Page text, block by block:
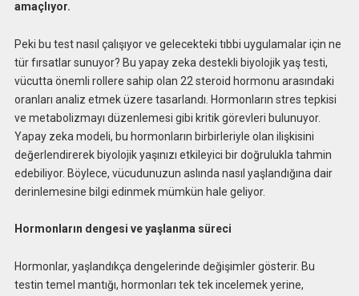
amaçlıyor.
Peki bu test nasıl çalışıyor ve gelecekteki tıbbi uygulamalar için ne
tür fırsatlar sunuyor? Bu yapay zeka destekli biyolojik yaş testi,
vücutta önemli rollere sahip olan 22 steroid hormonu arasındaki
oranları analiz etmek üzere tasarlandı. Hormonların stres tepkisi
ve metabolizmayı düzenlemesi gibi kritik görevleri bulunuyor.
Yapay zeka modeli, bu hormonların birbirleriyle olan ilişkisini
değerlendirerek biyolojik yaşınızı etkileyici bir doğrulukla tahmin
edebiliyor. Böylece, vücudunuzun aslında nasıl yaşlandığına dair
derinlemesine bilgi edinmek mümkün hale geliyor.
Hormonların dengesi ve yaşlanma süreci
Hormonlar, yaşlandıkça dengelerinde değişimler gösterir. Bu
testin temel mantığı, hormonları tek tek incelemek yerine,